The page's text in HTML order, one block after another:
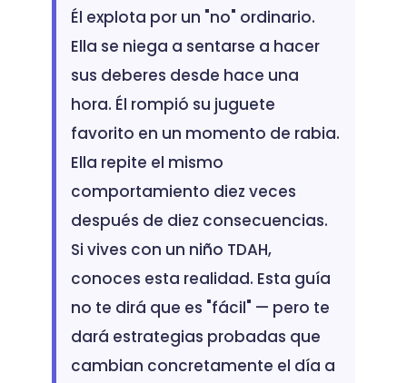
Él explota por un "no" ordinario.
Ella se niega a sentarse a hacer
sus deberes desde hace una
hora. Él rompió su juguete
favorito en un momento de rabia.
Ella repite el mismo
comportamiento diez veces
después de diez consecuencias.
Si vives con un niño TDAH,
conoces esta realidad. Esta guía
no te dirá que es "fácil" — pero te
dará estrategias probadas que
cambian concretamente el día a